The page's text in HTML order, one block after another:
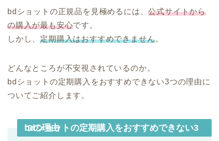
bdショットの正規品を見極めるには、公式サイトから
の購入が最も安心です。
しかし、定期購入はおすすめできません。
どんなところが不安視されているのか。
bdショットの定期購入をおすすめできない3つの理由に
ついてご紹介します。
bdショットの定期購入をおすすめできない3つの理由